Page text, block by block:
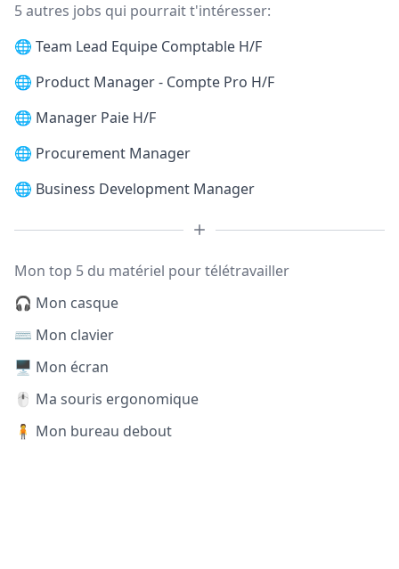
5 autres jobs qui pourrait t'intéresser:
🌐 Team Lead Equipe Comptable H/F
🌐 Product Manager - Compte Pro H/F
🌐 Manager Paie H/F
🌐 Procurement Manager
🌐 Business Development Manager
Mon top 5 du matériel pour télétravailler
🎧 Mon casque
⌨️ Mon clavier
🖥️ Mon écran
🖱️ Ma souris ergonomique
🧍 Mon bureau debout